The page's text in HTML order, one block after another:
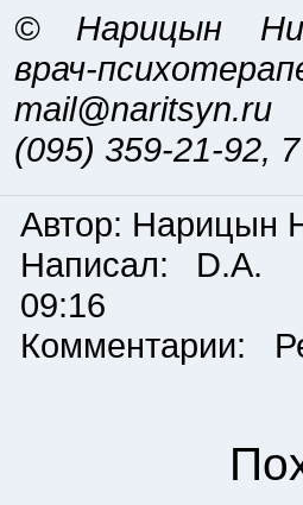
© Нарицын
врач-
mail@naritsyn.ru
(095) 359-21-92,
Автор: Нарицын
Написал: D.A.
09:16
Комментарии: